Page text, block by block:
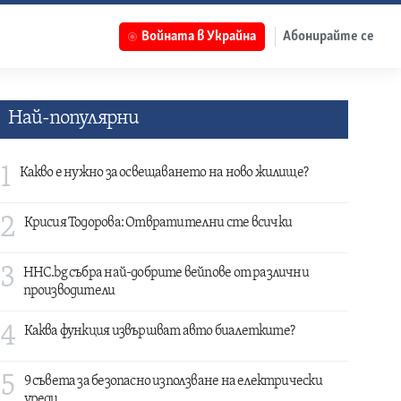
Войната в Украйна Абонирайте се
Най-популярни
1 Какво е нужно за освещаването на ново жилище?
2 Крисия Тодорова: Отвратителни сте всички
3
HHC.bg събра най-добрите вейпове от различни
производители
4 Каква функция извършват авто биалетките?
5
9 съвета за безопасно използване на електрически